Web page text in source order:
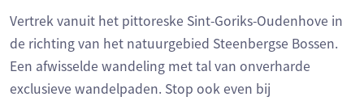
Vertrek vanuit het pittoreske Sint-Goriks-Oudenhove in
de richting van het natuurgebied Steenbergse Bossen.
Een afwisselde wandeling met tal van onverharde
exclusieve wandelpaden. Stop ook even bij